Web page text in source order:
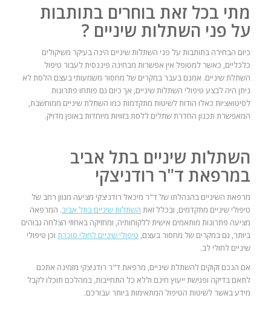
מתי בכל זאת בוחרים בתותבות
על פני השתלות שיניים ?
כיום הבחירה בתותבות על פני השתלות שיניים הינה בעיקר משיקולים
כלכליים, כאשר למטופל אין אפשרות מבחינה פיננסית לעבור טיפול
השתלת שיניים. אמנם בעבר במקרים של מחסור משמעותי בעצם הלסת לא
ניתן היה לבצע טיפולי השתלות שיניים, אך כיום גם פותחו פתרונות
לסיטואציות כאלו הודות לשיטות מתקדמות כמו השתלת שיניים ממוחשבת,
המאפשרת תכנון החדרת שתלים ללסת בזוויות מיוחדות באופן מדויק.
השתלות שיניים בתל אביב
במרפאת ד"ר רודניצקי
מרפאת השיניים בהנהלתו של ד"ר מיכאל רודניצקי מציעה מגוון רחב של
טיפולי שיניים מתקדמים, ובכלל זאת השתלות שיניים בתל אביב. המרפאה
מציעה פתרונות מותאמים אישית ללקוחותיה, ומחזיקה באחוזי הצלחה גבוהים
ביותר, גם במקרים של מחסור בעצם, טיפולי שיניים לחולי סוכרתוכן טיפולי
שיניים לחולי לב.
אם הנכם זקוקים להשתלת שיניים, מרפאת ד"ר רודניצקי מזמינה אתכם
לתאם בדיקה ופגישת ייעוץ חינם וללא כל התחייבות, במהלכם תוכלו לקבל
מידע באשר לשיטות הטיפול המתאימות ביותר עבורכם.